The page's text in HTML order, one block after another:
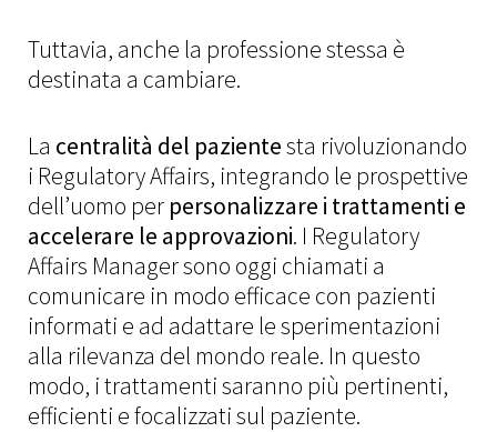
Tuttavia, anche la professione stessa è
destinata a cambiare.
La centralità del pazientesta rivoluzionando
i Regulatory Affairs, integrando le prospettive
dell’uomo per personalizzare i trattamenti e
accelerare le approvazioni. I Regulatory
Affairs Manager sono oggi chiamati a
comunicare in modo efficace con pazienti
informati e ad adattare le sperimentazioni
alla rilevanza del mondo reale. In questo
modo, i trattamenti saranno più pertinenti,
efficienti e focalizzati sul paziente.